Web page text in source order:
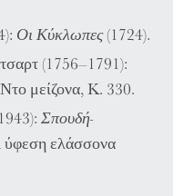
Οι Κύκλωπες(1724).
(1756–1791):
μείζονα, K. 330.
Σπουδή-
ελάσσονα